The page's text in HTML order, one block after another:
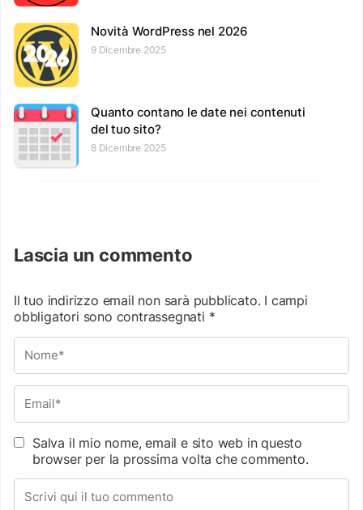
Novità WordPress nel 2026
9 Dicembre 2025
Quanto contano le date nei contenuti
del tuo sito?
8 Dicembre 2025
Lascia un commento
Il tuo indirizzo email non sarà pubblicato. I campi
obbligatori sono contrassegnati *
Salva il mio nome, email e sito web in questo
browser per la prossima volta che commento.